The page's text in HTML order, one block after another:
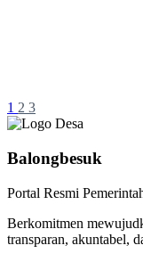
Pembangunan TPT
1 2 3
Balongbesuk
Portal Resmi
Berkomitmen
transparan, akuntabel,